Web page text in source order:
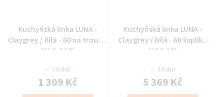
Kuchyňská linka LUNA -
Claygrey / Bílá - 60 na troubu
(60 D GAZ)
14 dní
1 309 Kč
Kuchyňská linka LUNA -
Claygrey / Bílá - 60 šuplíky
(60 D 3S)
14 dní
5 369 Kč